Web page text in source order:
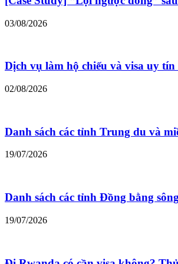
03/08/2026
Dịch vụ làm hộ chiếu và visa uy
02/08/2026
Danh sách các tỉnh Trung du và
19/07/2026
Danh sách các tỉnh Đồng bằng
19/07/2026